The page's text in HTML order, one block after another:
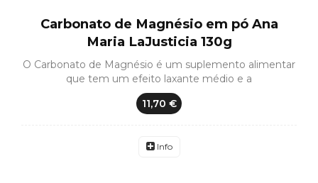
Carbonato de Magnésio em pó Ana
Maria LaJusticia 130g
O Carbonato de Magnésio é um suplemento alimentar
que tem um efeito laxante médio e a
11,70 €
Info